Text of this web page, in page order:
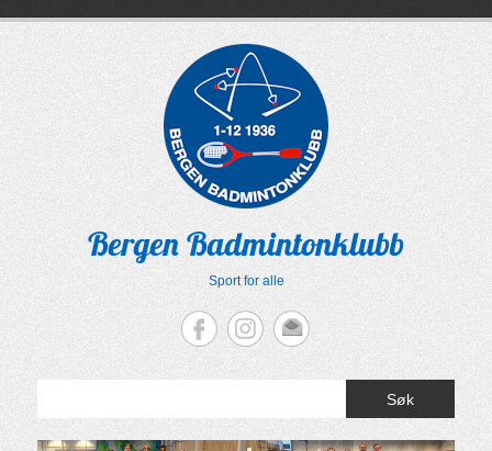
Bergen Badmintonklubb
Sport for alle
Søk